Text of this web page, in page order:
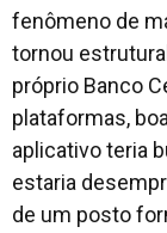
fenômeno de
tornou
próprio Banco
plataformas,
aplicativo teria
estaria
de um posto